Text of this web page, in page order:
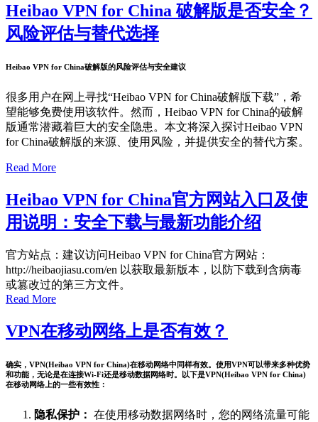
Heibao VPN for China 破解版是否安全？
风险评估与替代选择
Heibao VPN for China破解版的风险评估与安全建议
很多用户在网上寻找“Heibao VPN for China破解版下载”，希
望能够免费使用该软件。然而，Heibao VPN for China的破解
版通常潜藏着巨大的安全隐患。本文将深入探讨Heibao VPN
for China破解版的来源、使用风险，并提供安全的替代方案。
Read More
Heibao VPN for China官方网站入口及使
用说明：安全下载与最新功能介绍
官方站点：建议访问Heibao VPN for China官方网站：
http://heibaojiasu.com/en 以获取最新版本，以防下载到含病毒
或篡改过的第三方文件。
Read More
VPN在移动网络上是否有效？
确实，VPN(Heibao VPN for China)在移动网络中同样有效。使用VPN可以带来多种优势
和功能，无论是在连接Wi-Fi还是移动数据网络时。以下是VPN(Heibao VPN for China)
在移动网络上的一些有效性：
隐私保护： 在使用移动数据网络时，您的网络流量可能